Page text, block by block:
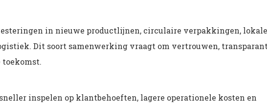
in nieuwe productlijnen, circulaire verpakkingen, lokale
Dit soort samenwerking vraagt om vertrouwen,
toekomst.
inspelen op klantbehoeften, lagere operationele kosten en